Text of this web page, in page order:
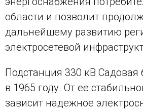
области и позволит
дальнейшему развитию
электросетевой
Подстанция 330 кВ Садовая
в 1965 году. От её
зависит надежное